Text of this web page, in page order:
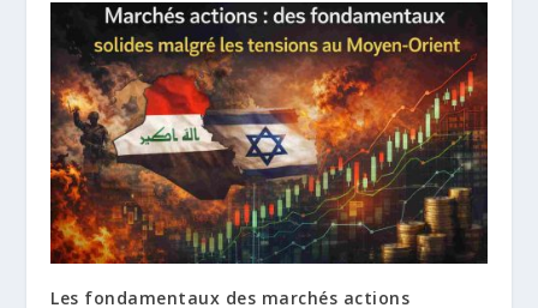
Les fondamentaux des marchés actions